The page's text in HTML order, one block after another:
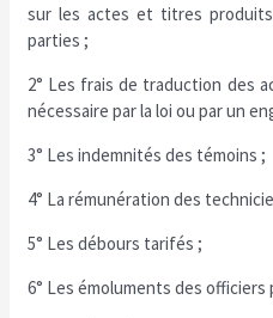
sur les actes et titres
parties ;
2° Les frais de traduction des
nécessaire par la loi ou par un
3° Les indemnités des témoins ;
4° La rémunération des
5° Les débours tarifés ;
6° Les émoluments des